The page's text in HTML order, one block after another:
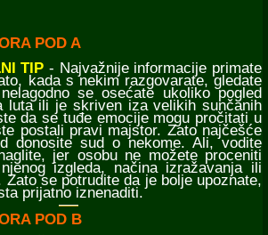
POD A
TIP - Najvažnije informacije primate
kada s nekim razgovarate, gledate
se osećate ukoliko pogled
luta ili je skriven iza velikih sunčanih
da se tuđe emocije mogu pročitati u
postali pravi majstor. Zato najčešće
donosite sud o nekome. Ali, vodite
jer osobu ne možete proceniti
izgleda, načina izražavanja ili
Zato se potrudite da je bolje upoznate,
prijatno iznenaditi.
POD B